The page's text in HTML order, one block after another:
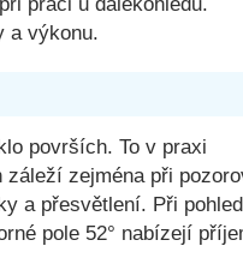
a výkonu.
površích. To v praxi
zejména při
a přesvětlení. Při
pole 52° nabízejí